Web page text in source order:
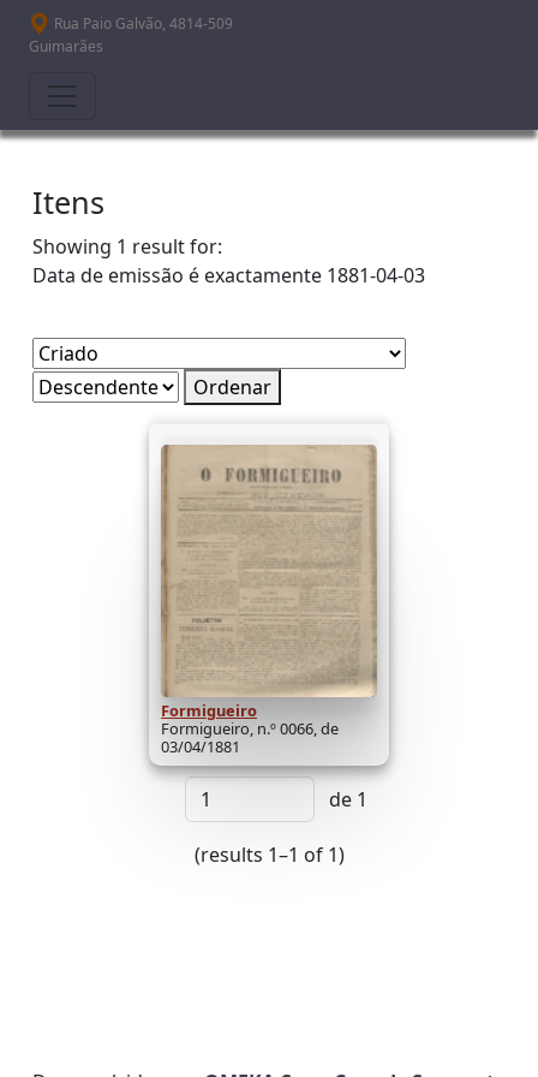
Passar para o conteúdo principal
Rua Paio Galvão, 4814-509
Guimarães
Itens
Showing 1 result for:
Data de emissão é exactamente 1881-04-03
Ordenar
Formigueiro
Formigueiro, n.º 0066, de
03/04/1881
de 1
(results 1–1 of 1)